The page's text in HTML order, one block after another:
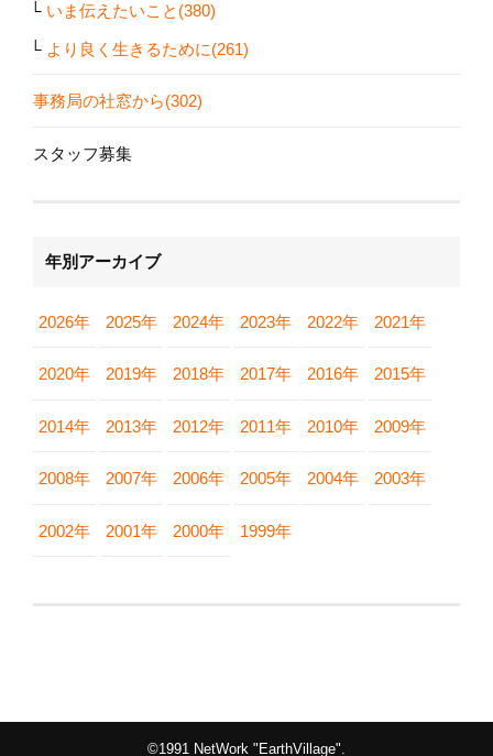
いま伝えたいこと(380)
より良く生きるために(261)
事務局の社窓から(302)
スタッフ募集
年別アーカイブ
2026年 2025年 2024年 2023年 2022年 2021年
2020年 2019年 2018年 2017年 2016年 2015年
2014年 2013年 2012年 2011年 2010年 2009年
2008年 2007年 2006年 2005年 2004年 2003年
2002年 2001年 2000年 1999年
©1991 NetWork "EarthVillage".